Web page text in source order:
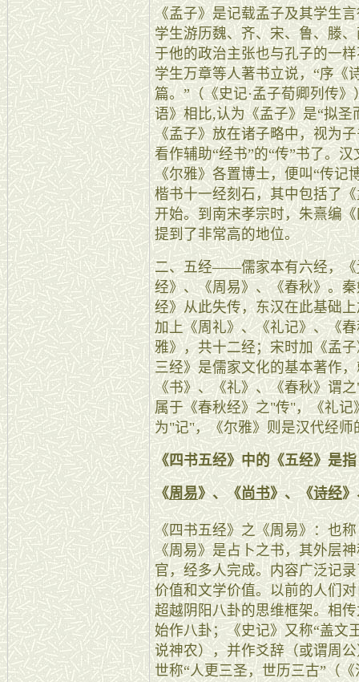
《孟子》是记载孟子及其学生
学生游历魏、齐、宋、鲁、滕
于他的政治主张也与孔子的一
学生万章等人著书立说，“序《
篇。”（《史记·孟子荀卿列传
语》相比,认为《孟子》是“拟圣
《孟子》放在诸子略中，视为
看作辅助“经书”的“传”书了。
《尔雅》各置博士，便叫“传记
楷书十一经刻石，其中包括了
开始。到南宋孝宗时，朱熹编
提到了非常高的地位。
二、五经——儒家本有六经，《
经》、《周易》、《春秋》。
经》从此失传，东汉在此基础
加上《周礼》、《礼记》、《
雅》，共十二经；宋时加《孟
三经》是儒家文化的基本著作
《书》、《礼》、《春秋》谓
属于《春秋经》之"传"，《礼
为"记"，《尔雅》则是汉代经师
《四书五经》中的《五经》是
《周易》、《尚书》、《诗经
《四书五经》之《周易》：也
《周易》是占卜之书，其外层
官，经多人完成。内容广泛记
价值和文学价值。以前的人们
超越阴阳八卦的思维框架。相
始作八卦；《史记》又称“盖文
说神农），并作爻辞（或谓周
世称“人更三圣，世历三古”（